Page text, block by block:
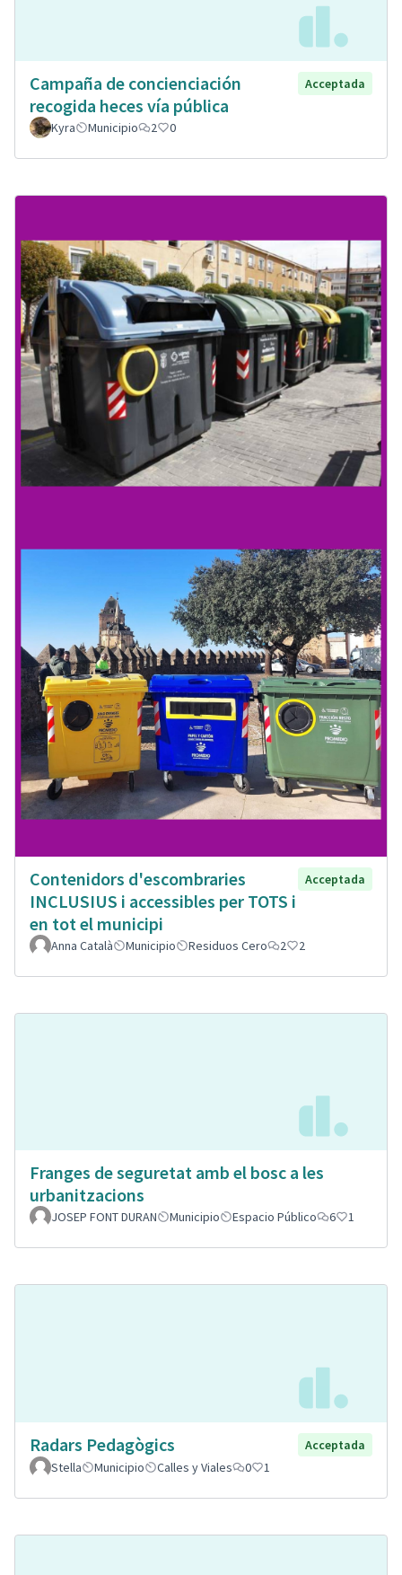
Campaña de concienciación
recogida heces vía pública
Acceptada
Kyra Municipio 2 0
Contenidors d'escombraries
INCLUSIUS i accessibles per TOTS i
en tot el municipi
Acceptada
Anna Català Municipio Residuos Cero 2 2
Franges de seguretat amb el bosc a les
urbanitzacions
JOSEP FONT DURAN Municipio Espacio Público 6 1
Radars Pedagògics
Acceptada
Stella
Municipio Calles y Viales 0 1